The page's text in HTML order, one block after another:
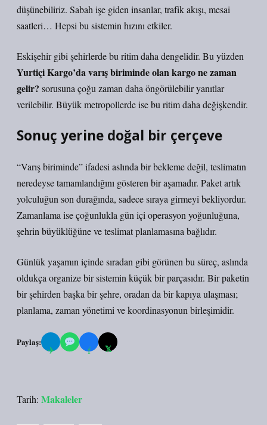
düşünebiliriz. Sabah işe giden insanlar, trafik akışı, mesai
saatleri… Hepsi bu sistemin hızını etkiler.
Eskişehir gibi şehirlerde bu ritim daha dengelidir. Bu yüzden
Yurtiçi Kargo’da varış biriminde olan kargo ne zaman
gelir? sorusuna çoğu zaman daha öngörülebilir yanıtlar
verilebilir. Büyük metropollerde ise bu ritim daha değişkendir.
Sonuç yerine doğal bir çerçeve
“Varış biriminde” ifadesi aslında bir bekleme değil, teslimatın
neredeyse tamamlandığını gösteren bir aşamadır. Paket artık
yolculuğun son durağında, sadece sıraya girmeyi bekliyordur.
Zamanlama ise çoğunlukla gün içi operasyon yoğunluğuna,
şehrin büyüklüğüne ve teslimat planlamasına bağlıdır.
Günlük yaşamın içinde sıradan gibi görünen bu süreç, aslında
oldukça organize bir sistemin küçük bir parçasıdır. Bir paketin
bir şehirden başka bir şehre, oradan da bir kapıya ulaşması;
planlama, zaman yönetimi ve koordinasyonun birleşimidir.
Paylaş:
✈ f 𝕏
Tarih: Makaleler